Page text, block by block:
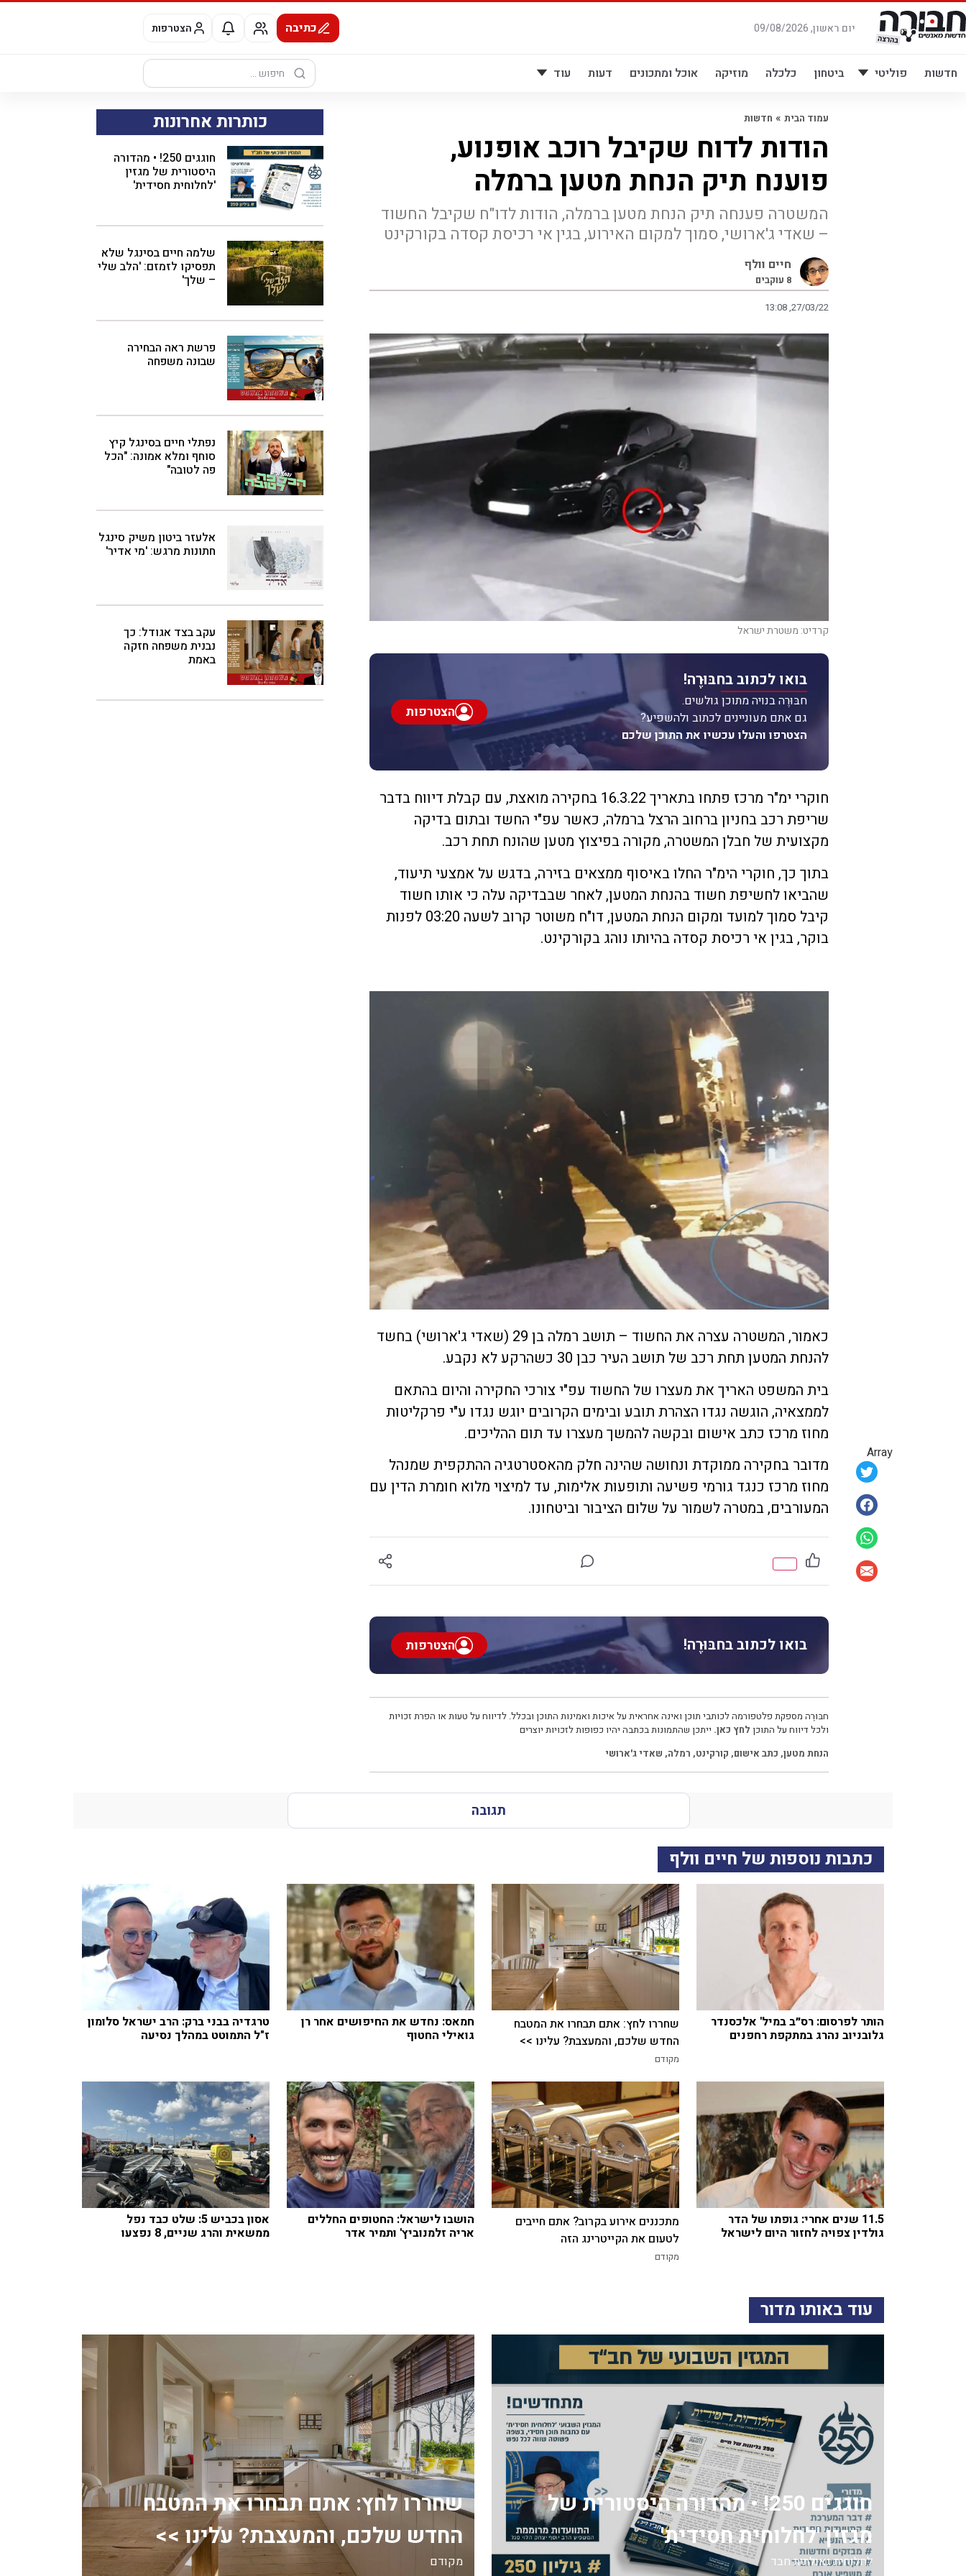
דלג
לתוכן
יום ראשון, 09/08/2026 כתיבה הצטרפות
חדשות פוליטי ביטחון כלכלה מוזיקה אוכל ומתכונים דעות עוד
חיפוש:
Array
עמוד הבית » חדשות
הודות לדוח שקיבל רוכב אופנוע,
פוענח תיק הנחת מטען ברמלה
המשטרה פענחה תיק הנחת מטען ברמלה, הודות לדו"ח שקיבל החשוד
– שאדי ג'ארושי, סמוך למקום האירוע, בגין אי רכיסת קסדה בקורקינט
חיים וולף
8 עוקבים
13:08 ,27/03/22
קרדיט: משטרת ישראל
בואו לכתוב בחבּוּרֶה!
חבּוּרֶה בנויה מתוכן גולשים.
גם אתם מעוניינים לכתוב ולהשפיע?
הצטרפו והעלו עכשיו את התוכן שלכם
הצטרפות
חוקרי ימ"ר מרכז פתחו בתאריך 16.3.22 בחקירה מואצת, עם קבלת דיווח בדבר
שריפת רכב בחניון ברחוב הרצל ברמלה, כאשר עפ"י החשד ובתום בדיקה
מקצועית של חבלן המשטרה, מקורה בפיצוץ מטען שהונח תחת רכב.
בתוך כך, חוקרי הימ"ר החלו באיסוף ממצאים בזירה, בדגש על אמצעי תיעוד,
שהביאו לחשיפת חשוד בהנחת המטען, לאחר שבבדיקה עלה כי אותו חשוד
קיבל סמוך למועד ומקום הנחת המטען, דו"ח משוטר קרוב לשעה 03:20 לפנות
בוקר, בגין אי רכיסת קסדה בהיותו נוהג בקורקינט.
כאמור, המשטרה עצרה את החשוד – תושב רמלה בן 29 (שאדי ג'ארושי) בחשד
להנחת המטען תחת רכב של תושב העיר כבן 30 כשהרקע לא נקבע.
בית המשפט האריך את מעצרו של החשוד עפ"י צורכי החקירה והיום בהתאם
לממצאיה, הוגשה נגדו הצהרת תובע ובימים הקרובים יוגש נגדו ע"י פרקליטות
מחוז מרכז כתב אישום ובקשה להמשך מעצרו עד תום ההליכים.
מדובר בחקירה ממוקדת ונחושה שהינה חלק מהאסטרטגיה ההתקפית שמנהל
מחוז מרכז כנגד גורמי פשיעה ותופעות אלימות, עד למיצוי מלוא חומרת הדין עם
המעורבים, במטרה לשמור על שלום הציבור וביטחונו.
בואו לכתוב בחבּוּרֶה! הצטרפות
חבּוּרֶה מספקת פלטפורמה לכותבי תוכן ואינה אחראית על איכות ואמינות התוכן ובכלל. לדיווח על טעות או הפרת זכויות
ולכל דיווח על התוכן לחץ כאן. ייתכן שהתמונות בכתבה יהיו כפופות לזכויות יוצרים
הנחת מטען, כתב אישום, קורקינט, רמלה, שאדי ג'ארושי
כותרות אחרונות
חוגגים 250! • מהדורה
היסטורית של מגזין
'לחלוחית חסידית'
שלמה חיים בסינגל שלא
תפסיקו לזמזם: 'הלב שלי
– שלך'
פרשת ראה הבחירה
שבונה משפחה
נפתלי חיים בסינגל קיץ
סוחף ומלא אמונה: "הכל
פה לטובה"
אלעזר ביטון משיק סינגל
חתונות מרגש: 'מי אדיר'
עקב בצד אגודל: כך
נבנית משפחה חזקה
באמת
תגובה
כתבות נוספות של חיים וולף
הותר לפרסום: רס״ב במיל' אלכסנדר
גלובניוב נהרג במתקפת רחפנים
שחררו לחץ: אתם תבחרו את המטבח
החדש שלכם, והמעצבת? עלינו >>
מקודם
חמאס: נחדש את החיפושים אחר רן
גואילי החטוף
טרגדיה בבני ברק: הרב ישראל סלומון
ז"ל התמוטט במהלך נסיעה
11.5 שנים אחרי: גופתו של הדר
גולדין צפויה לחזור היום לישראל
מתכננים אירוע בקרוב? אתם חייבים
לטעום את הקייטרינג הזה
מקודם
הושבו לישראל: החטופים החללים
אריה זלמנוביץ' ותמיר אדר
אסון בכביש 5: שלט כבד נפל
ממשאית והרג שניים, 8 נפצעו
עוד באותו מדור
חוגגים 250! • מהדורה היסטורית של
מגזין 'לחלוחית חסידית'
לחלוחית גאולתית חבד
שחררו לחץ: אתם תבחרו את המטבח
החדש שלכם, והמעצבת? עלינו >>
מקודם